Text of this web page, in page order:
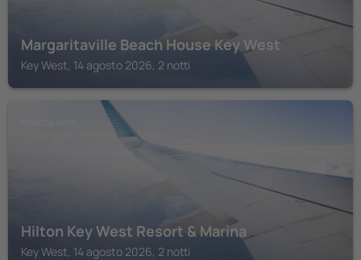
Margaritaville Beach House Key West
Key West, 14 agosto 2026, 2 notti
Hilton Key West Resort & Marina
Key West, 14 agosto 2026, 2 notti